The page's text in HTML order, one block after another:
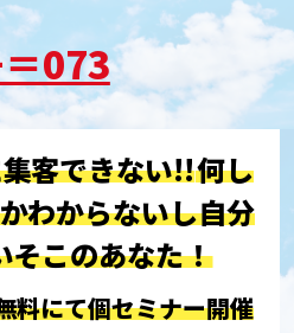
073
客できない!!何し
わからないし自分
そこのあなた！
料にて個セミナー開催